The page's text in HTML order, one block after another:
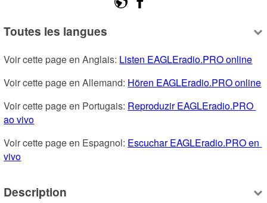
Toutes les langues
Voir cette page en Anglais: Listen EAGLEradio.PRO online
Voir cette page en Allemand: Hören EAGLEradio.PRO online
Voir cette page en Portugais: Reproduzir EAGLEradio.PRO
ao vivo
Voir cette page en Espagnol: Escuchar EAGLEradio.PRO en
vivo
Description